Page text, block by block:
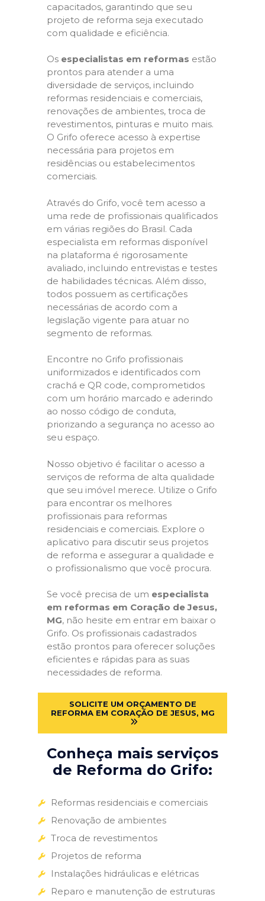
capacitados, garantindo que seu
projeto de reforma seja executado
com qualidade e eficiência.
Os especialistas em reformas estão
prontos para atender a uma
diversidade de serviços, incluindo
reformas residenciais e comerciais,
renovações de ambientes, troca de
revestimentos, pinturas e muito mais.
O Grifo oferece acesso à expertise
necessária para projetos em
residências ou estabelecimentos
comerciais.
Através do Grifo, você tem acesso a
uma rede de profissionais qualificados
em várias regiões do Brasil. Cada
especialista em reformas disponível
na plataforma é rigorosamente
avaliado, incluindo entrevistas e testes
de habilidades técnicas. Além disso,
todos possuem as certificações
necessárias de acordo com a
legislação vigente para atuar no
segmento de reformas.
Encontre no Grifo profissionais
uniformizados e identificados com
crachá e QR code, comprometidos
com um horário marcado e aderindo
ao nosso código de conduta,
priorizando a segurança no acesso ao
seu espaço.
Nosso objetivo é facilitar o acesso a
serviços de reforma de alta qualidade
que seu imóvel merece. Utilize o Grifo
para encontrar os melhores
profissionais para reformas
residenciais e comerciais. Explore o
aplicativo para discutir seus projetos
de reforma e assegurar a qualidade e
o profissionalismo que você procura.
Se você precisa de um especialista
em reformas em Coração de Jesus,
MG, não hesite em entrar em baixar o
Grifo. Os profissionais cadastrados
estão prontos para oferecer soluções
eficientes e rápidas para as suas
necessidades de reforma.
SOLICITE UM ORÇAMENTO DE
REFORMA EM CORAÇÃO DE JESUS, MG
Conheça mais serviços
de Reforma do Grifo:
Reformas residenciais e comerciais
Renovação de ambientes
Troca de revestimentos
Projetos de reforma
Instalações hidráulicas e elétricas
Reparo e manutenção de estruturas